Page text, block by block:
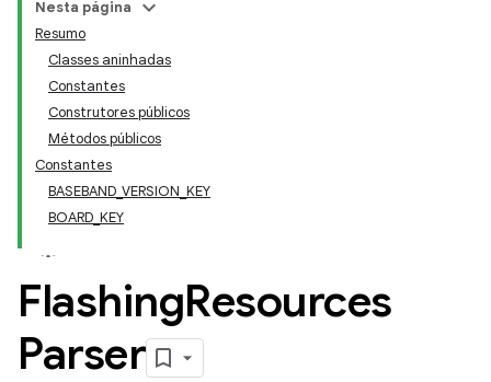
Nesta página
Resumo
Classes aninhadas
Constantes
Construtores públicos
Métodos públicos
Constantes
BASEBAND_VERSION_KEY
BOARD_KEY
FlashingResources
Parser